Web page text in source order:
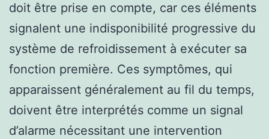
doit être prise en compte, car ces éléments
signalent une indisponibilité progressive du
système de refroidissement à exécuter sa
fonction première. Ces symptômes, qui
apparaissent généralement au fil du temps,
doivent être interprétés comme un signal
d’alarme nécessitant une intervention